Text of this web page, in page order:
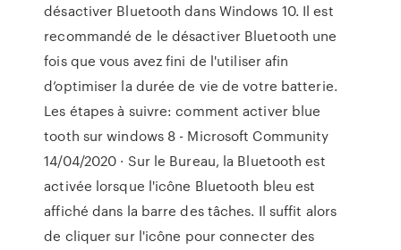
désactiver Bluetooth dans Windows 10. Il est
recommandé de le désactiver Bluetooth une
fois que vous avez fini de l'utiliser afin
d’optimiser la durée de vie de votre batterie.
Les étapes à suivre: comment activer blue
tooth sur windows 8 - Microsoft Community
14/04/2020 · Sur le Bureau, la Bluetooth est
activée lorsque l'icône Bluetooth bleu est
affiché dans la barre des tâches. Il suffit alors
de cliquer sur l'icône pour connecter des